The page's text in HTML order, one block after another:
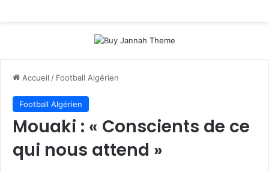
Accueil / Football Algérien
Football Algérien
Mouaki : « Conscients de ce
qui nous attend »